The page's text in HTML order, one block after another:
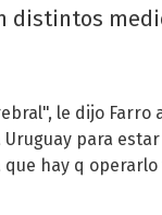
distintos
le dijo Farro
para
que hay q